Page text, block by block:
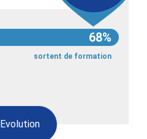
Evolution
68%
sortent de formation